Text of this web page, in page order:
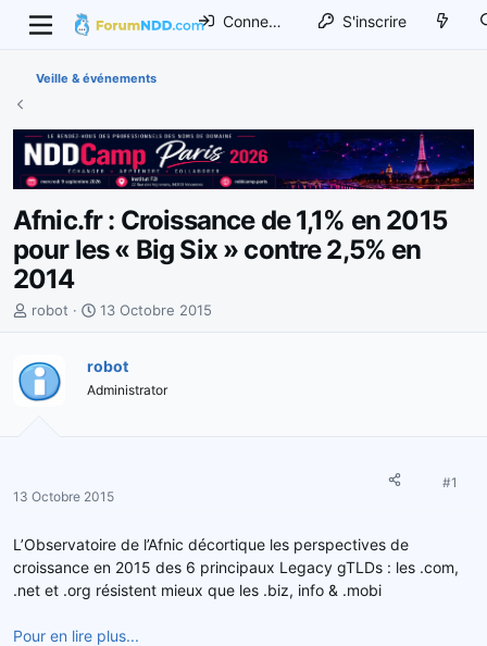
Connexion S'inscrire
Veille & événements
Afnic.fr : Croissance de 1,1% en 2015
pour les « Big Six » contre 2,5% en
2014
I
t
i
r
e
l
a
i
robot
D
e
d
u
13 Octobre 2015
robot
Administrator
13 Octobre 2015
#1
L’Observatoire de l’Afnic décortique les perspectives de
croissance en 2015 des 6 principaux Legacy gTLDs : les .com,
.net et .org résistent mieux que les .biz, info & .mobi
Pour en lire plus...